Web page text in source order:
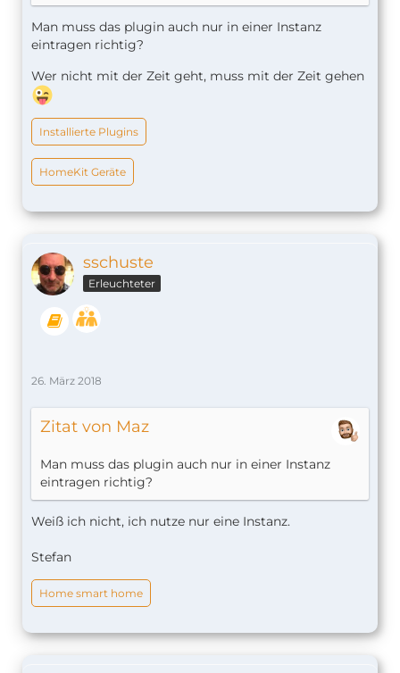
Code
Bei läuft die neue Alexa fabulös.
Stefan
Man muss das plugin auch nur in einer Instanz
eintragen richtig?
Wer nicht mit der Zeit geht, muss mit der Zeit gehen
Installierte Plugins
HomeKit Geräte
sschuste
Erleuchteter
26. März 2018
Zitat von Maz
Man muss das plugin auch nur in einer Instanz
eintragen richtig?
Weiß ich nicht, ich nutze nur eine Instanz.
Stefan
Home smart home